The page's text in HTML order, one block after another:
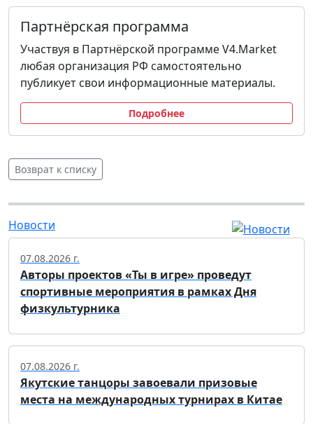
Партнёрская программа
Участвуя в Партнёрской программе V4.Market
любая организация РФ самостоятельно
публикует свои информационные материалы.
Подробнее
Возврат к списку
Новости
07.08.2026 г.
Авторы проектов «Ты в игре» проведут
спортивные мероприятия в рамках Дня
физкультурника
07.08.2026 г.
Якутские танцоры завоевали призовые
места на международных турнирах в Китае